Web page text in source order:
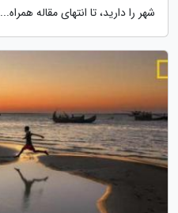
شهر را دارید، تا انتهای مقاله همراه...